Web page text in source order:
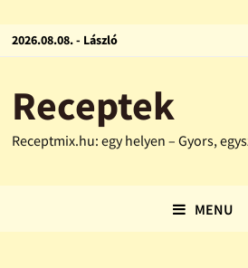
2026.08.08. - László
Receptek
Receptmix.hu: egy helyen – Gyors,
MENU